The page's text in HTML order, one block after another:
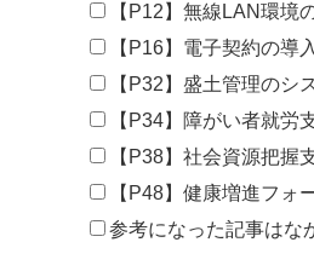
【P12】無線LAN環境
【P16】電子契約の導
【P32】盛土管理のシ
【P34】障がい者就労
【P38】社会資源把握
【P48】健康増進フォ
参考になった記事はな